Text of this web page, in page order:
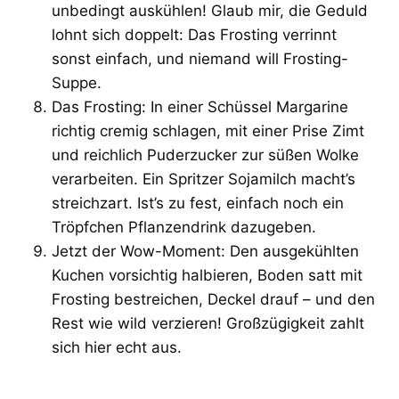
unbedingt auskühlen! Glaub mir, die Geduld
lohnt sich doppelt: Das Frosting verrinnt
sonst einfach, und niemand will Frosting-
Suppe.
Das Frosting: In einer Schüssel Margarine
richtig cremig schlagen, mit einer Prise Zimt
und reichlich Puderzucker zur süßen Wolke
verarbeiten. Ein Spritzer Sojamilch macht’s
streichzart. Ist’s zu fest, einfach noch ein
Tröpfchen Pflanzendrink dazugeben.
Jetzt der Wow-Moment: Den ausgekühlten
Kuchen vorsichtig halbieren, Boden satt mit
Frosting bestreichen, Deckel drauf – und den
Rest wie wild verzieren! Großzügigkeit zahlt
sich hier echt aus.